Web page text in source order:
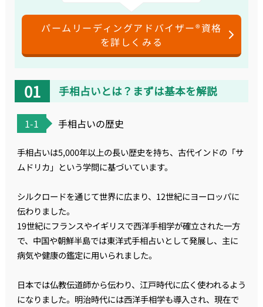
パームリーディングアドバイザー®資格
を詳しくみる
手相占いとは？まずは基本を解説
1-1 手相占いの歴史
手相占いは5,000年以上の長い歴史を持ち、古代インドの「サ
ムドリカ」という学問に基づいています。
シルクロードを通じて世界に広まり、12世紀にヨーロッパに
伝わりました。
19世紀にフランスやイギリスで西洋手相学が確立された一方
で、中国や朝鮮半島では東洋式手相占いとして発展し、主に
病気や健康の鑑定に用いられました。
日本では仏教伝道師から伝わり、江戸時代に広く使われるよう
になりました。明治時代には西洋手相学も導入され、現在で